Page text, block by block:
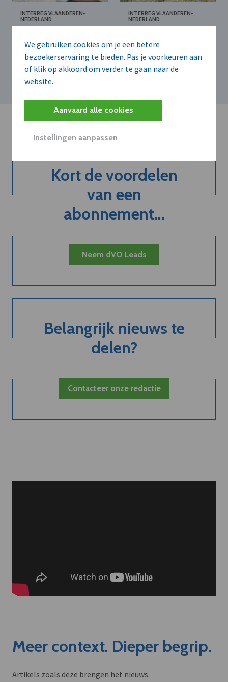
We gebruiken cookies om je een betere
bezoekerservaring te bieden. Pas je voorkeuren aan
of klik op akkoord om verder te gaan naar de
website.
Aanvaard alle cookies
Instellingen aanpassen
INTERREG VLAANDEREN-
NEDERLAND
project versterkt
kansen voor
nieuwkomers op de
arbeidsmarkt
INTERREG VLAANDEREN-
NEDERLAND
Nederland zet licht
op groen voor drie
nieuwe projecten
Kort de voordelen
van een
abonnement...
Neem dVO Leads
Belangrijk nieuws te
delen?
Contacteer onze redactie
Meer context. Dieper begrip.
Artikels zoals deze brengen het nieuws.